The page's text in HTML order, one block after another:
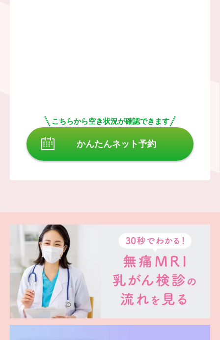
こちらから空き状況が確認できます
かんたんネット予約